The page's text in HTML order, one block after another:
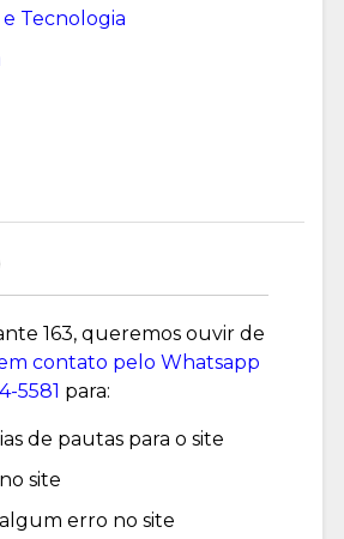
Tecnologia
163, queremos ouvir de
contato pelo Whatsapp
5581 para:
de pautas para o site
site
erro no site